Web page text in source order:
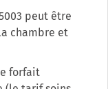
peut être
chambre et
forfait